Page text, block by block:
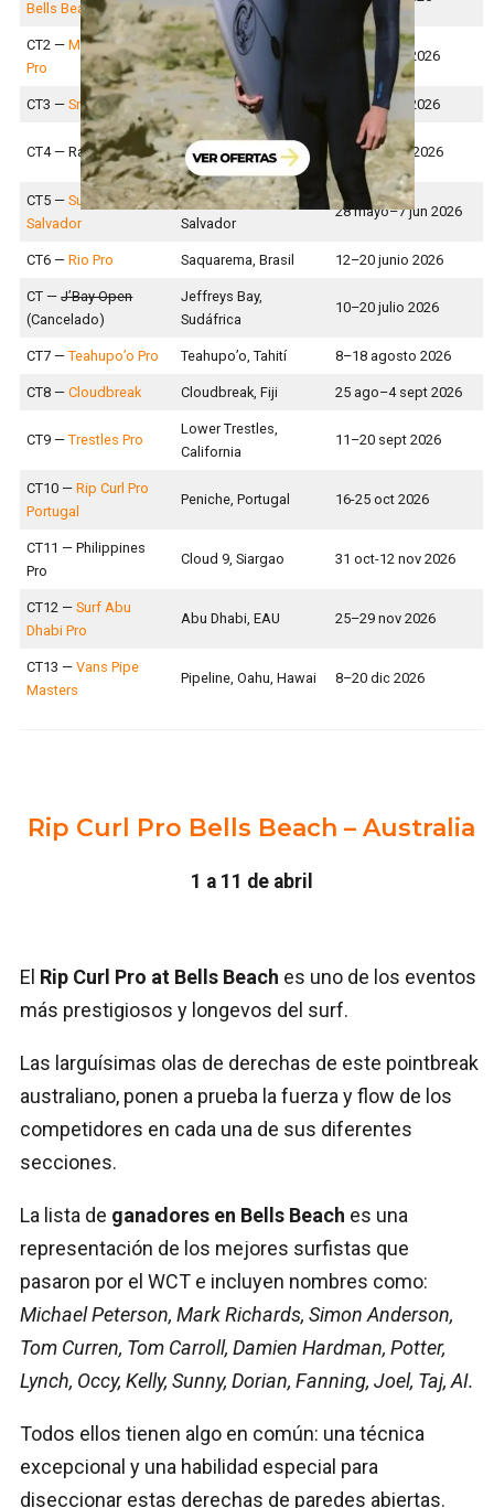
Bells Beach
CT2 —Margaret River
Pro
Margaret River,
Australia
17–27 abril 2026
CT3 —Snapper Rocks Gold Coast, Australia 2–12 mayo 2026
CT4 — Raglan (Nuevo)
Manu Bay, New
Zealand
15-25 mayo 2026
CT5 —Surf City El
Salvador
Punta Roca, El
Salvador
28 mayo–7 jun 2026
CT6 —Rio Pro Saquarema, Brasil 12–20 junio 2026
CT —J’Bay Open
(Cancelado)
Jeffreys Bay,
Sudáfrica
10–20 julio 2026
CT7 —Teahupo’o Pro Teahupo’o, Tahití 8–18 agosto 2026
CT8 —Cloudbreak Cloudbreak, Fiji 25 ago–4 sept 2026
CT9 —Trestles Pro
Lower Trestles,
California
11–20 sept 2026
CT10 —Rip Curl Pro
Portugal
Peniche, Portugal 16-25 oct 2026
CT11 — Philippines
Pro
Cloud 9, Siargao 31 oct-12 nov 2026
CT12 —Surf Abu
Dhabi Pro
Abu Dhabi, EAU 25–29 nov 2026
CT13 —Vans Pipe
Masters
Pipeline, Oahu, Hawai 8–20 dic 2026
Rip Curl Pro Bells Beach – Australia
1 a 11 de abril
El Rip Curl Pro at Bells Beach es uno de los eventos
más prestigiosos y longevos del surf.
Las larguísimas olas de derechas de este pointbreak
australiano, ponen a prueba la fuerza y flow de los
competidores en cada una de sus diferentes
secciones.
La lista de ganadores en Bells Beach es una
representación de los mejores surfistas que
pasaron por el WCT e incluyen nombres como:
Michael Peterson, Mark Richards, Simon Anderson,
Tom Curren, Tom Carroll, Damien Hardman, Potter,
Lynch, Occy, Kelly, Sunny, Dorian, Fanning, Joel, Taj, AI.
Todos ellos tienen algo en común: una técnica
excepcional y una habilidad especial para
diseccionar estas derechas de paredes abiertas.